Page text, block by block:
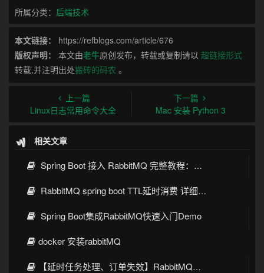
所属分类： 后端技术
本文链接：
https://refblogs.com/article/676
版权声明：
本文由老牛原创发布，转载或复制请以 超链接形式
转载,并注明出处搬砖的码农 。
上一篇
Linux日志常用命令大全
下一篇
Mac 安装 Python 3
相关文章
Spring Boot 接入 RabbitMQ 完整教程：发送、消费、确认与死信队列
RabbitMQ spring boot TTL延时消费 详细教程
Spring Boot集成RabbitMQ快速入门Demo
docker 安装rabbitMQ
【延时任务处理、订单失效】RabbitMQ死信队列实现